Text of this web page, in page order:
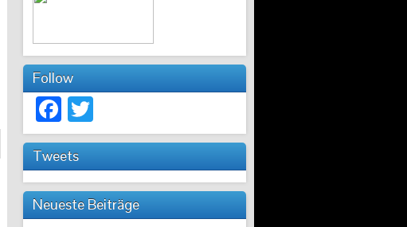
Follow
Facebook
Tweets
Neueste Beiträge